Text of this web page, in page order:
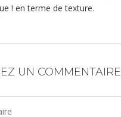
! en terme de texture.
UN COMMENTAIRE